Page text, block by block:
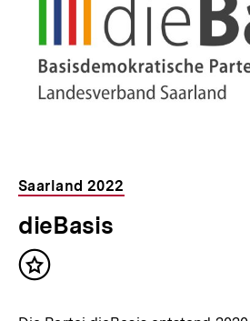
Saarland 2022
dieBasis
Inhalt